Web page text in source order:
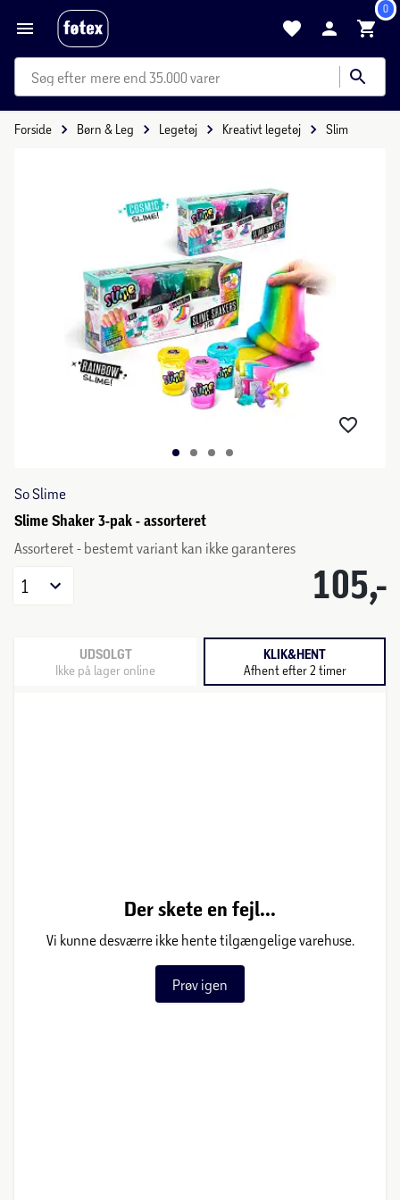
0
mere end 35.000 varer
Forside Børn & Leg Legetøj Kreativt legetøj Slim
So Slime
Slime Shaker 3-pak - assorteret
Assorteret - bestemt variant kan ikke garanteres
105,-
1
UDSOLGT
Ikke på lager online
KLIK&HENT
Afhent efter 2 timer
Der skete en fejl...
Vi kunne desværre ikke hente tilgængelige varehuse.
Prøv igen